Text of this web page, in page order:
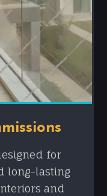
for
long-lasting
and